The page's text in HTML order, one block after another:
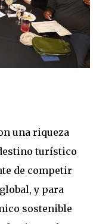
una riqueza
turístico
de competir
y para
sostenible